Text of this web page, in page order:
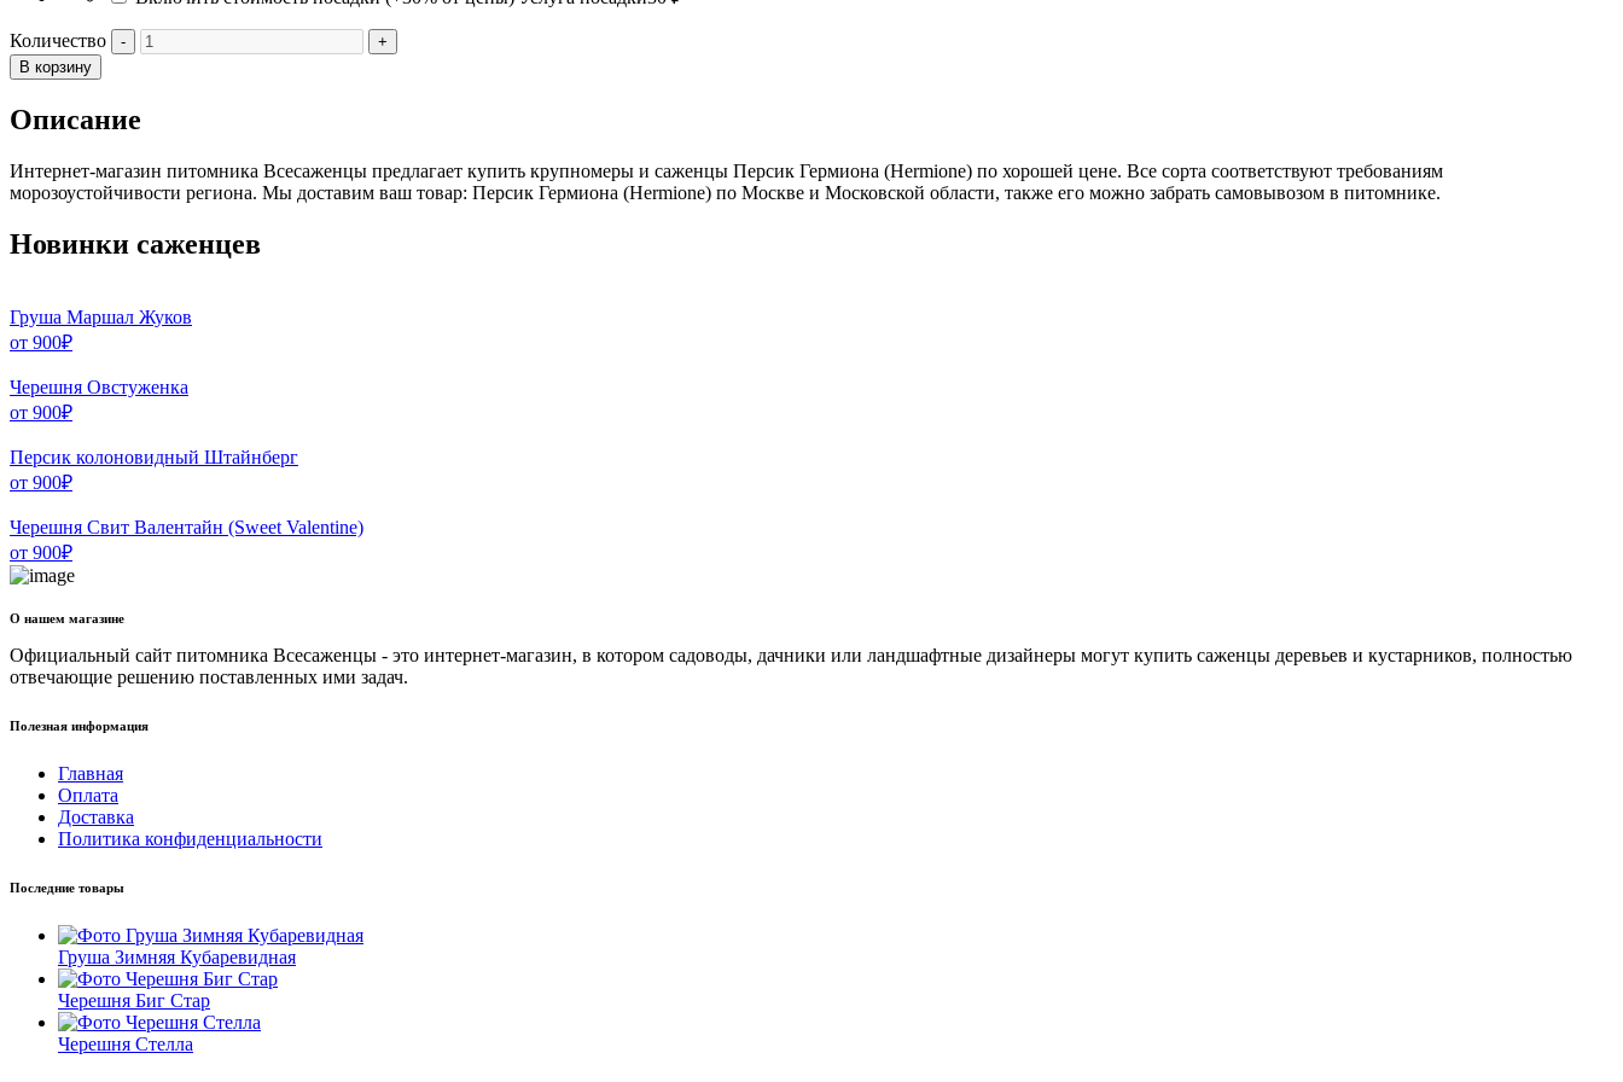
Количество
В корзину
Описание
Интернет-магазин питомника Всесаженцы предлагает купить крупномеры и саженцы Персик Гермиона (Hermione) по хорошей цене. Все сорта соответствуют требованиям
морозоустойчивости региона. Мы доставим ваш товар: Персик Гермиона (Hermione) по Москве и Московской области, также его можно забрать самовывозом в питомнике.
Новинки саженцев
Груша Маршал Жуков
от 900₽
Черешня Овстуженка
от 900₽
Персик колоновидный Штайнберг
от 900₽
Черешня Свит Валентайн (Sweet Valentine)
от 900₽
О нашем магазине
Официальный сайт питомника Всесаженцы - это интернет-магазин, в котором садоводы, дачники или ландшафтные дизайнеры могут купить саженцы деревьев и кустарников, полностью
отвечающие решению поставленных ими задач.
Полезная информация
Главная
Оплата
Доставка
Политика конфиденциальности
Последние товары
Груша Зимняя Кубаревидная
Черешня Биг Стар
Черешня Стелла